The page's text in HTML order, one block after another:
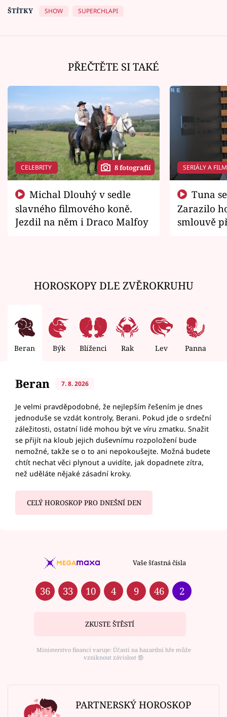
ŠTÍTKY SHOW SUPERCHLAPI
PŘEČTĚTE SI TAKÉ
CELEBRITY 8 fotografií
slavného filmového koně.
Jezdil na něm i Draco Malfoy
SERIÁLY A
Zarazilo
smlouvě
HOROSKOPY DLE ZVĚROKRUHU
Beran Býk Blíženci Rak Lev Panna
Beran 7. 8. 2026
Je velmi pravděpodobné, že nejlepším řešením je dnes
jednoduše se vzdát kontroly, Berani. Pokud jde o srdeční
záležitosti, ostatní lidé mohou být ve víru zmatku. Snažit
se přijít na kloub jejich duševnímu rozpoložení bude
nemožné, takže se o to ani nepokoušejte. Možná budete
chtít nechat věci plynout a uvidíte, jak dopadnete zítra,
než uděláte nějaké zásadní kroky.
CELÝ HOROSKOP PRO DNEŠNÍ DEN
Vaše šťastná čísla
36 33 10 4 9 46 2
ZKUSTE ŠTĚSTÍ
Ministerstvo financí varuje: Účastí na hazardní hře může
vzniknout závislost ⑱
PARTNERSKÝ HOROSKOP